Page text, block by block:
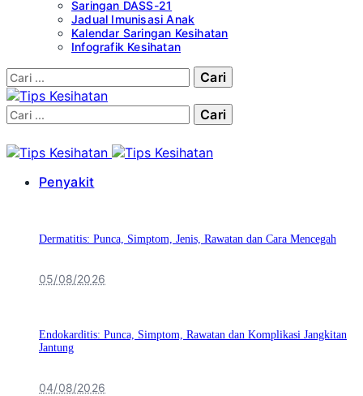
Saringan DASS-21
Jadual Imunisasi Anak
Kalendar Saringan Kesihatan
Infografik Kesihatan
Cari:
Cari:
Penyakit
Dermatitis: Punca, Simptom, Jenis, Rawatan dan Cara Mencegah
05/08/2026
Endokarditis: Punca, Simptom, Rawatan dan Komplikasi Jangkitan
Jantung
04/08/2026